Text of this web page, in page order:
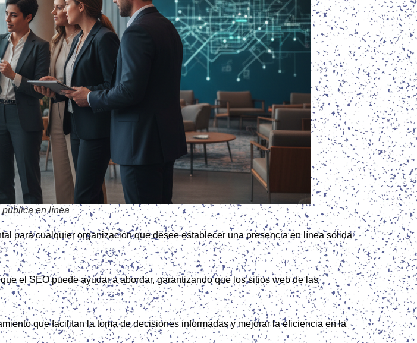
en línea
para cualquier organización que desee establecer una presencia en línea sólida
el SEO puede ayudar a abordar, garantizando que los sitios web de las
que facilitan la toma de decisiones informadas y mejorar la eficiencia en la